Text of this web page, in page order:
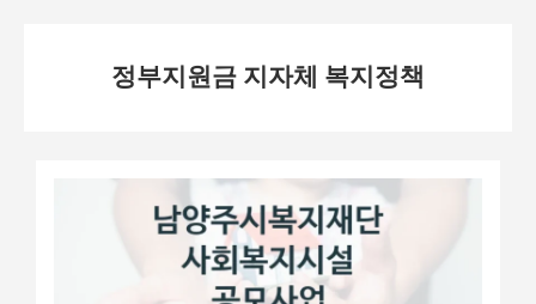
정부지원금 지자체 복지정책